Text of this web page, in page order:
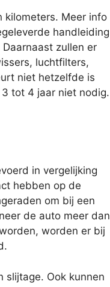
kilometers. Meer info
handleiding
zullen er
luchtfilters,
niet hetzelfde is
tot 4 jaar niet nodig.
in vergelijking
hebben op de
om bij een
de auto meer dan
worden er bij
slijtage. Ook kunnen